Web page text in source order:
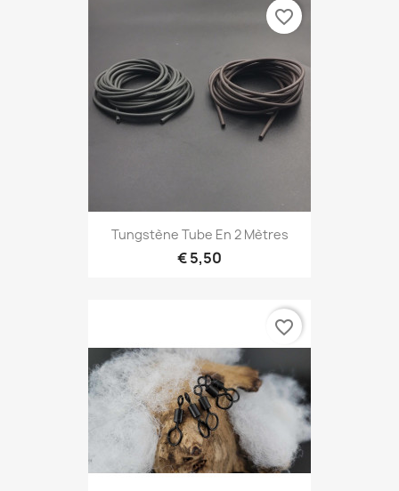
Tungstène Tube En 2 Mètres
€ 5,50
favorite_border
favorite_border